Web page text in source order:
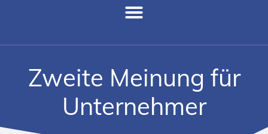
Zweite Meinung für
Unternehmer